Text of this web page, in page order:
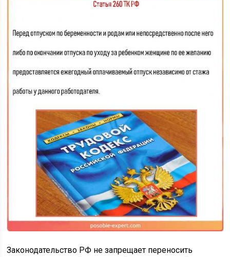
Законодательство РФ не запрещает переносить